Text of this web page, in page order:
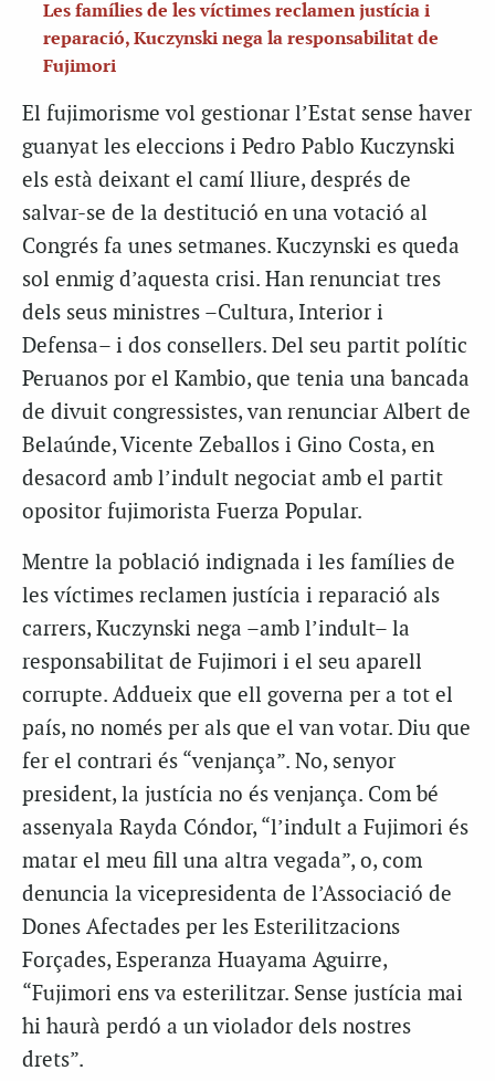
Les famílies de les víctimes reclamen justícia i
reparació, Kuczynski nega la responsabilitat de
Fujimori
El fujimorisme vol gestionar l’Estat sense haver
guanyat les eleccions i Pedro Pablo Kuczynski
els està deixant el camí lliure, després de
salvar-se de la destitució en una votació al
Congrés fa unes setmanes. Kuczynski es queda
sol enmig d’aquesta crisi. Han renunciat tres
dels seus ministres –Cultura, Interior i
Defensa– i dos consellers. Del seu partit polític
Peruanos por el Kambio, que tenia una bancada
de divuit congressistes, van renunciar Albert de
Belaúnde, Vicente Zeballos i Gino Costa, en
desacord amb l’indult negociat amb el partit
opositor fujimorista Fuerza Popular.
Mentre la població indignada i les famílies de
les víctimes reclamen justícia i reparació als
carrers, Kuczynski nega –amb l’indult– la
responsabilitat de Fujimori i el seu aparell
corrupte. Addueix que ell governa per a tot el
país, no només per als que el van votar. Diu que
fer el contrari és “venjança”. No, senyor
president, la justícia no és venjança. Com bé
assenyala Rayda Cóndor, “l’indult a Fujimori és
matar el meu fill una altra vegada”, o, com
denuncia la vicepresidenta de l’Associació de
Dones Afectades per les Esterilitzacions
Forçades, Esperanza Huayama Aguirre,
“Fujimori ens va esterilitzar. Sense justícia mai
hi haurà perdó a un violador dels nostres
drets”.